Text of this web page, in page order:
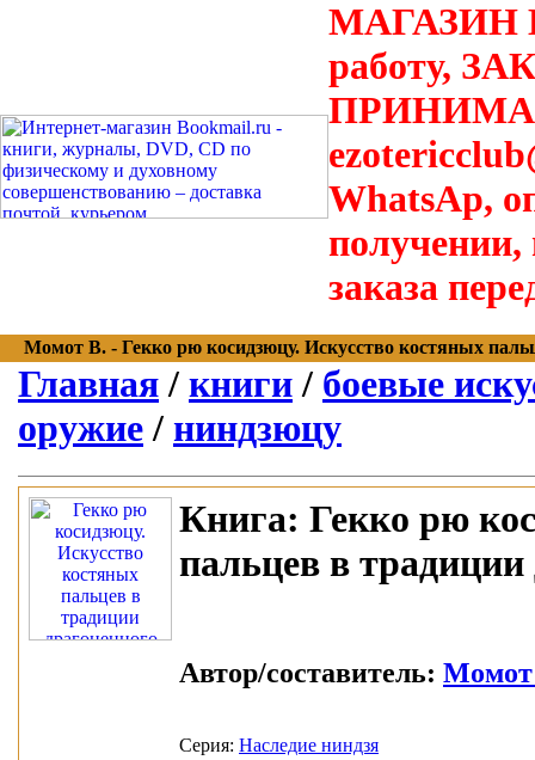
МАГАЗИН
работу,
WhatsAp,
получении,
заказа
Момот В. - Гекко рю косидзюцу. Искусство костяных
Главная / книги / боевые
оружие / ниндзюцу
Книга: Гекко рю
пальцев в традиции
Автор/составитель:
Серия: Наследие ниндзя